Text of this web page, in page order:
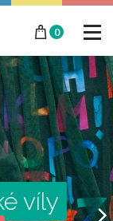
0
víly